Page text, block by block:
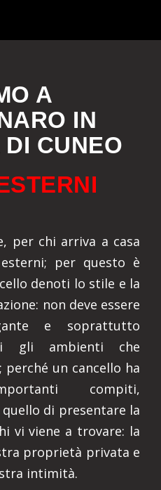
A
IN
CUNEO
per chi arriva a casa
per questo è
denoti lo stile e la
non deve essere
e soprattutto
gli ambienti che
un cancello ha
compiti,
di presentare la
vi viene a trovare: la
proprietà privata e
intimità.